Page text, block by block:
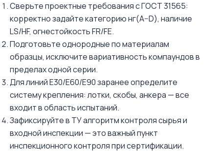
Сверьте проектные требования с ГОСТ 31565:
корректно задайте категорию нг(A–D), наличие
LS/HF, огнестойкость FR/FE.
Подготовьте однородные по материалам
образцы, исключите вариативность компаундов в
пределах одной серии.
Для линий E30/E60/E90 заранее определите
систему крепления: лотки, скобы, анкера — все
входит в область испытаний.
Зафиксируйте в ТУ алгоритм контроля сырья и
входной инспекции — это важный пункт
инспекционного контроля при сертификации.